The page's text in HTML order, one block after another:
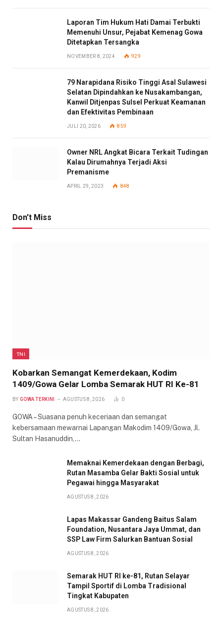
Laporan Tim Hukum Hati Damai Terbukti
Memenuhi Unsur, Pejabat Kemenag Gowa
Ditetapkan Tersangka
NOVEMBER 8, 2024 929
79 Narapidana Risiko Tinggi Asal Sulawesi
Selatan Dipindahkan ke Nusakambangan,
Kanwil Ditjenpas Sulsel Perkuat Keamanan
dan Efektivitas Pembinaan
JULI 20, 2026 859
Owner NRL Angkat Bicara Terkait Tudingan
Kalau Dirumahnya Terjadi Aksi
Premanisme
APRIL 29, 2023 848
Don't Miss
TNI
Kobarkan Semangat Kemerdekaan, Kodim
1409/Gowa Gelar Lomba Semarak HUT RI Ke-81
BY GOWA TERKINI AGUSTUS 8, 2026 0
GOWA – Suasana penuh keceriaan dan semangat
kebersamaan mewarnai Lapangan Makodim 1409/Gowa, Jl.
Sultan Hasanuddin,…
Memaknai Kemerdekaan dengan Berbagi,
Rutan Masamba Gelar Bakti Sosial untuk
Pegawai hingga Masyarakat
AGUSTUS 8, 2026
Lapas Makassar Gandeng Baitus Salam
Foundation, Nusantara Jaya Ummat, dan
SSP Law Firm Salurkan Bantuan Sosial
AGUSTUS 8, 2026
Semarak HUT RI ke-81, Rutan Selayar
Tampil Sportif di Lomba Tradisional
Tingkat Kabupaten
AGUSTUS 8, 2026